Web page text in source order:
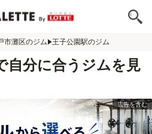
市灘区のジム 王子公園駅のジム
自分に合うジムを見